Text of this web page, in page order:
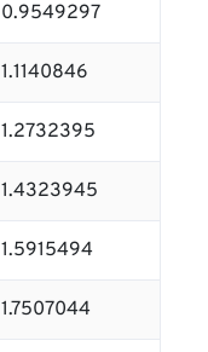
0.9549297
1.1140846
1.2732395
1.4323945
1.5915494
1.7507044